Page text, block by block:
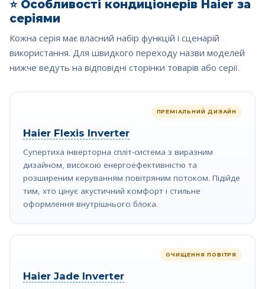
⭐ Особливості кондиціонерів Haier за
серіями
Кожна серія має власний набір функцій і сценарій
використання. Для швидкого переходу назви моделей
нижче ведуть на відповідні сторінки товарів або серії.
ПРЕМІАЛЬНИЙ ДИЗАЙН
Haier Flexis Inverter
Супертиха інверторна спліт-система з виразним
дизайном, високою енергоефективністю та
розширеним керуванням повітряним потоком. Підійде
тим, хто цінує акустичний комфорт і стильне
оформлення внутрішнього блока.
ОЧИЩЕННЯ ПОВІТРЯ
Haier Jade Inverter